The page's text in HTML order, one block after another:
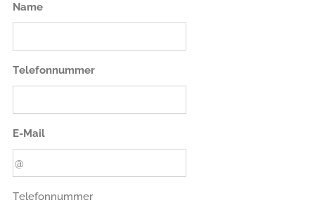
Name
Telefonnummer
E-Mail
Telefonnummer